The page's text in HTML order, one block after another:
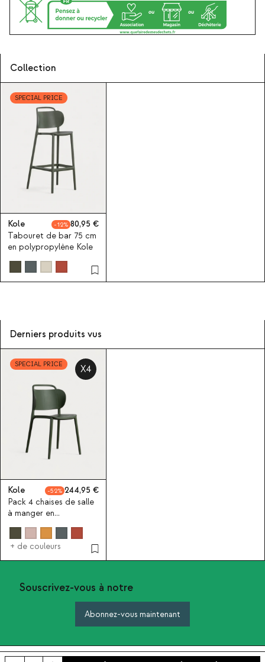
Collection
SPECIAL PRICE
Kole 12
80,95
Tabouret de bar 75 cm
en polypropylène Kole
Derniers produits vus
SPECIAL PRICE X4
Kole 52
244,95
Pack 4 chaises de salle
à manger en
polypropylène Kole
+ de couleurs
Souscrivez-vous à notre
Abonnez-vous maintenant